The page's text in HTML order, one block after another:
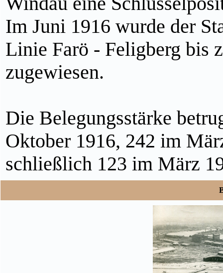
Im Juni 1916 wurde der
Linie Farö - Feligberg bis
zugewiesen.
Die Belegungsstärke
Oktober 1916, 242 im
schließlich 123 im März